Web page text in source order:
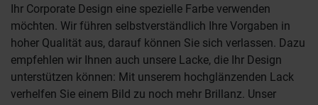
Ihr Corporate Design eine spezielle Farbe verwenden
möchten. Wir führen selbstverständlich Ihre Vorgaben in
hoher Qualität aus, darauf können Sie sich verlassen. Dazu
empfehlen wir Ihnen auch unsere Lacke, die Ihr Design
unterstützen können: Mit unserem hochglänzenden Lack
verhelfen Sie einem Bild zu noch mehr Brillanz. Unser